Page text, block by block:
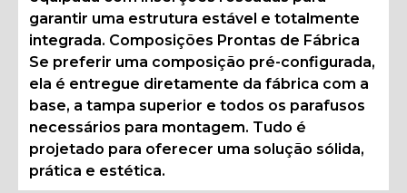
garantir uma estrutura estável e totalmente
integrada. Composições Prontas de Fábrica
Se preferir uma composição pré-configurada,
ela é entregue diretamente da fábrica com a
base, a tampa superior e todos os parafusos
necessários para montagem. Tudo é
projetado para oferecer uma solução sólida,
prática e estética.